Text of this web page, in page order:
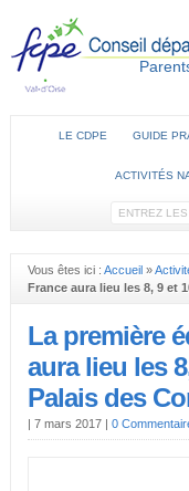
LE CDPE GUIDE
ACTIVITÉS
Vous êtes ici : Accueil»
France aura lieu les 8, 9 et
La première
aura lieu les
Palais des
| 7 mars 2017 | 0